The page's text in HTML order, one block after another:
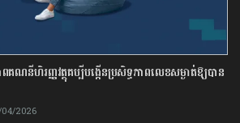
គណនីហិរញ្ញវត្ថុគប្បីបង្កើនប្រសិទ្ធភាពលេខសម្ងាត់ឱ្យបាន
2026